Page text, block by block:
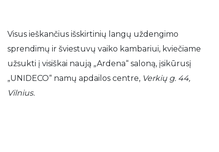
Visus ieškančius išskirtinių langų uždengimo
sprendimų ir šviestuvų vaiko kambariui, kviečiame
užsukti į visiškai naują „Ardena“ saloną, įsikūrusį
„UNIDECO“ namų apdailos centre, Verkių g. 44,
Vilnius.